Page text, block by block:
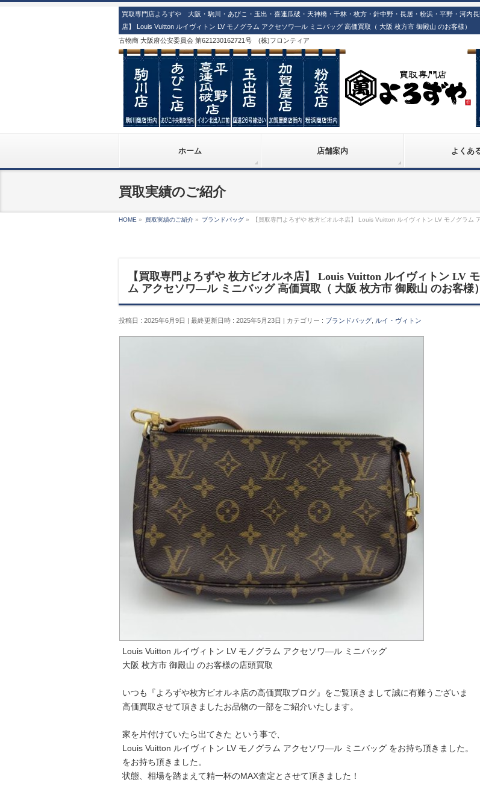
買取専門店よろずや 大阪・駒川・あびこ・玉出・喜連瓜破・天神橋・千林・枚方・針中野・長居・粉浜・平野・河内
店】 Louis Vuitton ルイヴィトン LV モノグラム アクセソワ―ル ミニバッグ 高価買取（ 大阪 枚方市 御殿山 のお客様）
古物商 大阪府公安委員会 第621230162721号 (株)フロンティア
ホーム 店舗案内 よくあ
買取実績のご紹介
HOME » 買取実績のご紹介 » ブランドバッグ » 【買取専門よろずや 枚方ビオルネ店】 Louis Vuitton ルイヴィトン LV モノグラム
【買取専門よろずや 枚方ビオルネ店】 Louis Vuitton ルイヴィトン LV
ム アクセソワ―ル ミニバッグ 高価買取（ 大阪 枚方市 御殿山 のお客様）
投稿日 : 2025年6月9日 最終更新日時 : 2025年5月23日 カテゴリー : ブランドバッグ ルイ・ヴィトン
Louis Vuitton ルイヴィトン LV モノグラム アクセソワ―ル ミニバッグ
大阪 枚方市 御殿山 のお客様の店頭買取
いつも『よろずや枚方ビオルネ店の高価買取ブログ』をご覧頂きまして誠に有難うございま
高価買取させて頂きましたお品物の一部をご紹介いたします。
家を片付けていたら出てきた という事で、
Louis Vuitton ルイヴィトン LV モノグラム アクセソワ―ル ミニバッグ をお持ち頂きました。
をお持ち頂きました。
状態、相場を踏まえて精一杯のMAX査定とさせて頂きました！